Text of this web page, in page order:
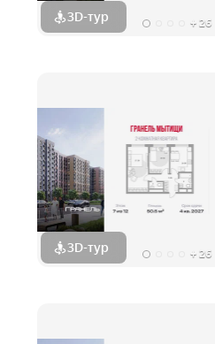
3D-тур + 26
3D-тур + 26